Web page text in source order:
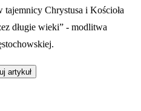
Chrystusa i Kościoła
długie wieki” - modlitwa
artykuł